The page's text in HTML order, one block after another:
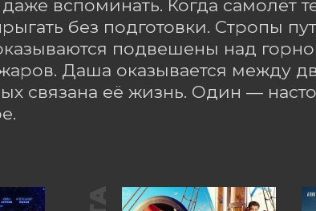
вспоминать. Когда самолёт
без подготовки. Стропы
подвешены над
Даша оказывается между
связана её жизнь. Один —